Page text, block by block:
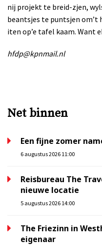
nij projekt te breid-zjen,
beantsjes te puntsjen om’t
iten op’e tafel kaam. Want
hfdp@kpnmail.nl
Net binnen
Een fijne zomer
6 augustus 2026 11:00
Reisbureau The
nieuwe locatie
5 augustus 2026 14:00
The Friezinn in
eigenaar